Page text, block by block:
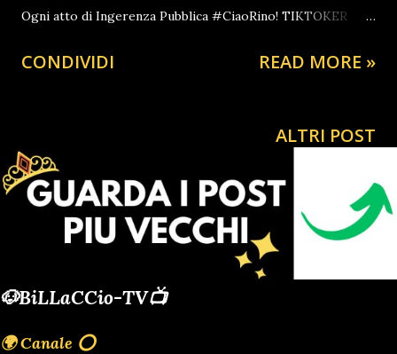
Ogni atto di Ingerenza Pubblica #CiaoRino! TIKTOKER
#euronews #ciaorino #news #primapagina #fyp
sospensione della patente fino a sei mesi... Un tanto
Caloroso Quanto Fraterno Saluto, dal Tuo AMICONE In
questa epoca apparentemente senza luce e intrisa di
Parlamentari Ladri che non reggiamo più RILASSATI CON
UN FILM GRATIS PER GUARDARNE ALTRI 🎩ATTIVISMO
COSTITUZIONALE CRISTIANO Contro i Ladri Massoni in
parlamento POSSONO INTERESSARTI : ULTIM'ORA di
VETERANO TIMES OPERAZIONE SPECIALE UCRAINA IL
CONDIVIDI READ MORE »
ALTRI POST
🐶BiLLaCCio-TV📺
🌍 Canale ⭕️